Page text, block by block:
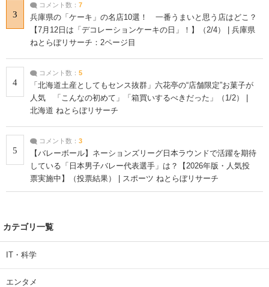
3
コメント数： 7
兵庫県の「ケーキ」の名店10選！ 一番うまいと思う店はどこ？
【7月12日は「デコレーションケーキの日」！】（2/4） | 兵庫県
ねとらぼリサーチ：2ページ目
4
コメント数： 5
「北海道土産としてもセンス抜群」六花亭の“店舗限定”お菓子が
人気 「こんなの初めて」「箱買いするべきだった」（1/2） |
北海道 ねとらぼリサーチ
5
コメント数： 3
【バレーボール】ネーションズリーグ日本ラウンドで活躍を期待
している「日本男子バレー代表選手」は？【2026年版・人気投
票実施中】（投票結果） | スポーツ ねとらぼリサーチ
カテゴリ一覧
IT・科学
エンタメ